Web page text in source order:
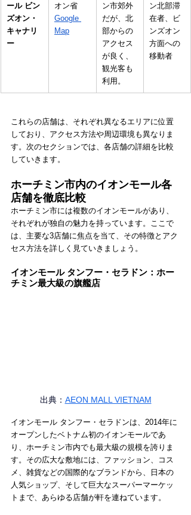
ール ビン
ズオン・
キャナリ
ー
オン省
Google
Map
ン市郊外
だが、北
部からの
アクセス
が良く、
観光客も
利用。
ン北部滞
在者、ビ
ンズオン
方面への
移動者
これらの店舗は、それぞれ異なるエリアに位置
しており、アクセス方法や周辺環境も異なりま
す。次のセクションでは、各店舗の詳細を比較
していきます。
ホーチミン市内のイオンモール各
店舗を徹底比較
ホーチミン市には複数のイオンモールがあり、
それぞれが独自の魅力を持っています。ここで
は、主要な3店舗に焦点を当て、その特徴とアク
セス方法を詳しく見ていきましょう。
イオンモール タンフー・セラドン：ホー
チミン最大級の旗艦店
出典： AEON MALL VIETNAM
イオンモール タンフー・セラドンは、2014年に
オープンしたベトナム初のイオンモールであ
り、ホーチミン市内でも最大級の規模を誇りま
す。その広大な敷地には、ファッション、コス
メ、雑貨などの国際的なブランドから、日本の
人気ショップ、そして巨大なスーパーマーケッ
トまで、あらゆる店舗が軒を連ねています。